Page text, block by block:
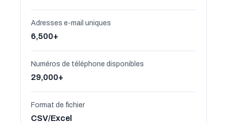
Adresses e-mail uniques
6,500+
Numéros de téléphone disponibles
29,000+
Format de fichier
CSV/Excel